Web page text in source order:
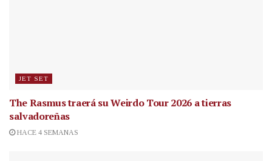
JET SET
The Rasmus traerá su Weirdo Tour 2026 a tierras
salvadoreñas
HACE 4 SEMANAS